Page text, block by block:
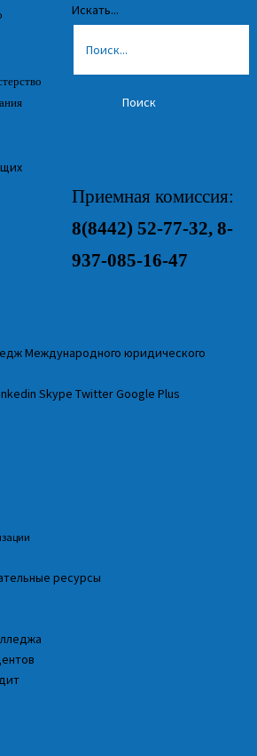
Искать...
Поиск
Приемная комиссия:
8(8442) 52-77-32, 8-
937-085-16-47
Skype TwitterGoogle Plus
ресурсы